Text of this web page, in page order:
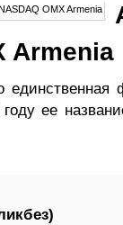
Armenia
ее